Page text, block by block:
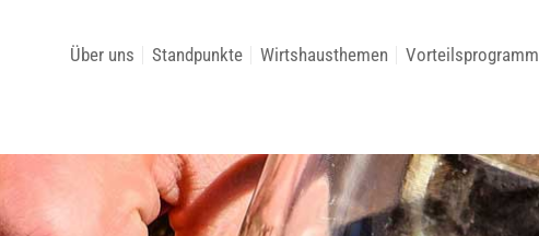
Über uns Standpunkte Wirtshausthemen Vorteilsprogramm